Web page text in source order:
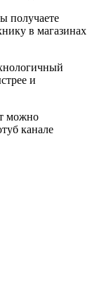
получаете
в магазинах
и
можно
канале